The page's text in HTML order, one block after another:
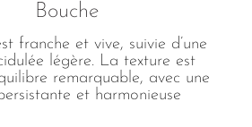
Bouche
franche et vive, suivie d’une
légère. La texture est
remarquable, avec une
et harmonieuse